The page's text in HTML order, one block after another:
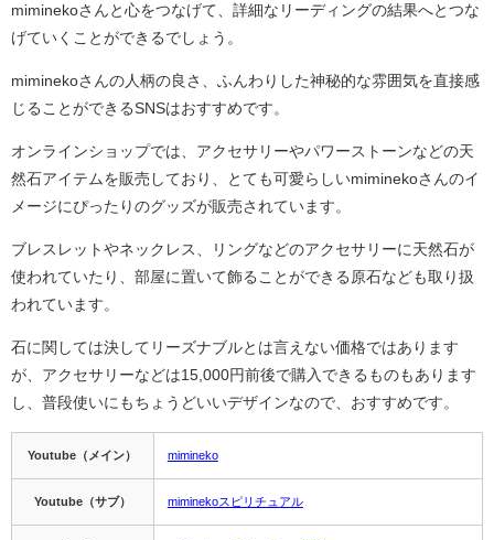
miminekoさんと心をつなげて、詳細なリーディングの結果へとつな
げていくことができるでしょう。
miminekoさんの人柄の良さ、ふんわりした神秘的な雰囲気を直接感
じることができるSNSはおすすめです。
オンラインショップでは、アクセサリーやパワーストーンなどの天
然石アイテムを販売しており、とても可愛らしいmiminekoさんのイ
メージにぴったりのグッズが販売されています。
ブレスレットやネックレス、リングなどのアクセサリーに天然石が
使われていたり、部屋に置いて飾ることができる原石なども取り扱
われています。
石に関しては決してリーズナブルとは言えない価格ではあります
が、アクセサリーなどは15,000円前後で購入できるものもあります
し、普段使いにもちょうどいいデザインなので、おすすめです。
Youtube（メイン） mimineko
Youtube（サブ） miminekoスピリチュアル